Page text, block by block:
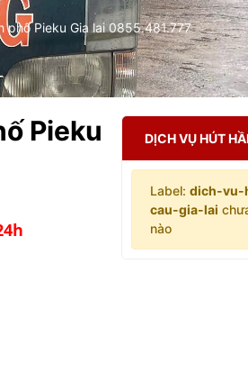
phố Pieku Gia lai 0855.481.777
Pieku
DỊCH VỤ HÚT
Label: dich-vu-
cau-gia-lai
nào